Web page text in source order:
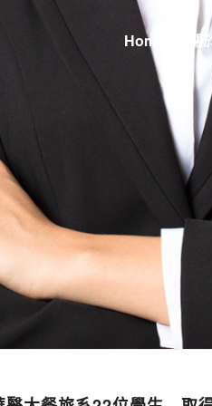
Home 關